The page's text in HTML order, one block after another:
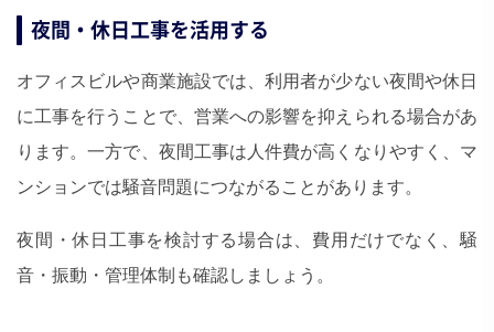
夜間・休日工事を活用する
オフィスビルや商業施設では、利用者が少ない夜間や休日
に工事を行うことで、営業への影響を抑えられる場合があ
ります。一方で、夜間工事は人件費が高くなりやすく、マ
ンションでは騒音問題につながることがあります。
夜間・休日工事を検討する場合は、費用だけでなく、騒
音・振動・管理体制も確認しましょう。